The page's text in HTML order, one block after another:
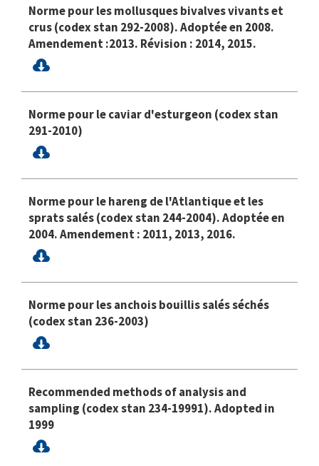
Norme pour les mollusques bivalves vivants et
crus (codex stan 292-2008). Adoptée en 2008.
Amendement :2013. Révision : 2014, 2015.
Norme pour le caviar d'esturgeon (codex stan
291-2010)
Norme pour le hareng de l'Atlantique et les
sprats salés (codex stan 244-2004). Adoptée en
2004. Amendement : 2011, 2013, 2016.
Norme pour les anchois bouillis salés séchés
(codex stan 236-2003)
Recommended methods of analysis and
sampling (codex stan 234-19991). Adopted in
1999